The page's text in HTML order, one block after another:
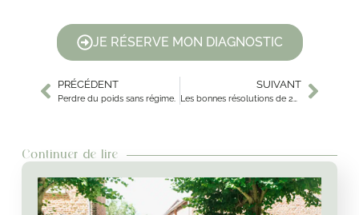
JE RÉSERVE MON DIAGNOSTIC
PRÉCÉDENT
Perdre du poids sans régime.
SUIVANT
Les bonnes résolutions de 2024 : Conseils d’après-fêtes.
Continuer de lire